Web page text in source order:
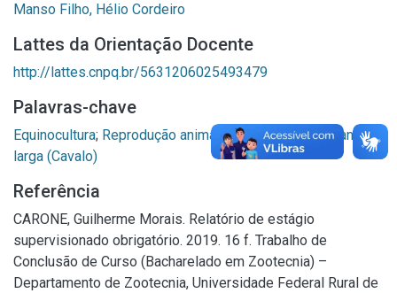
Manso Filho, Hélio Cordeiro
Lattes da Orientação Docente
http://lattes.cnpq.br/5631206025493479
Palavras-chave
Equinocultura; Reprodução animal ;Nutrição animal;Manga-
larga (Cavalo)
Referência
CARONE, Guilherme Morais. Relatório de estágio
supervisionado obrigatório. 2019. 16 f. Trabalho de
Conclusão de Curso (Bacharelado em Zootecnia) –
Departamento de Zootecnia, Universidade Federal Rural de